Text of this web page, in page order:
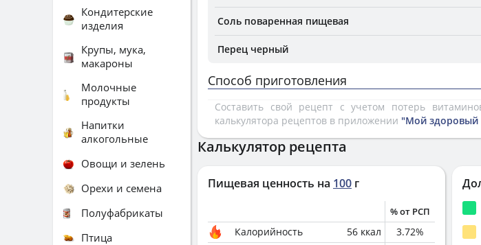
Соль поваренная пищевая
Перец черный
Способ приготовления
Составить свой рецепт с учетом потерь
калькулятора рецептов в приложении "Мой здоровый
Калькулятор рецепта
Пищевая ценность на 100 г
% от РСП
Калорийность 56 ккал 3.72%
Кондитерские
изделия
Крупы, мука,
макароны
Молочные
продукты
Напитки
алкогольные
Овощи и зелень
Орехи и семена
Полуфабрикаты
Птица